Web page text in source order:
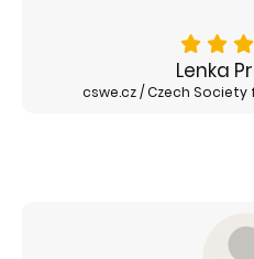
Lenka
cswe.cz / Czech